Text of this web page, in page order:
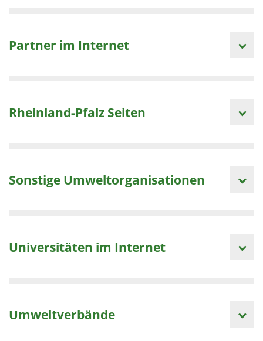
Partner im Internet
Rheinland-Pfalz Seiten
Sonstige Umweltorganisationen
Universitäten im Internet
Umweltverbände